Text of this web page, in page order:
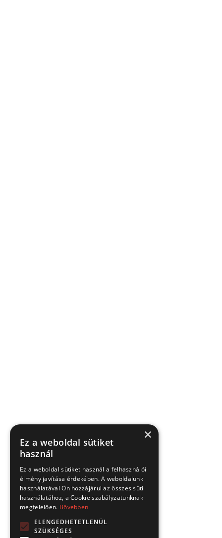
×
Ez a weboldal sütiket
használ
Ez a weboldal sütiket használ a felhasználói
élmény javítása érdekében. A weboldalunk
használatával Ön hozzájárul az összes süti
használatához, a Cookie szabályzatunknak
megfelelően. Bővebben
ELENGEDHETETLENÜL
SZÜKSÉGES